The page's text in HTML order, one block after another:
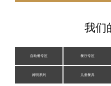
我们
自助餐专区 餐厅专区
姆明系列 儿童餐具